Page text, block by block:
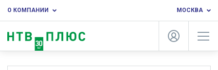
О КОМПАНИИ МОСКВА